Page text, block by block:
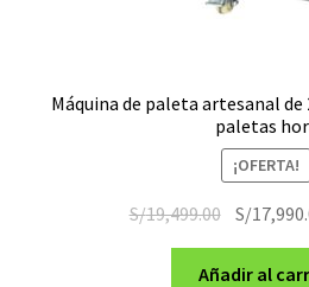
Máquina de paleta artesanal de
paletas
¡OFERTA!
S/19,499.00 El
precio
original
S/
Añadir al